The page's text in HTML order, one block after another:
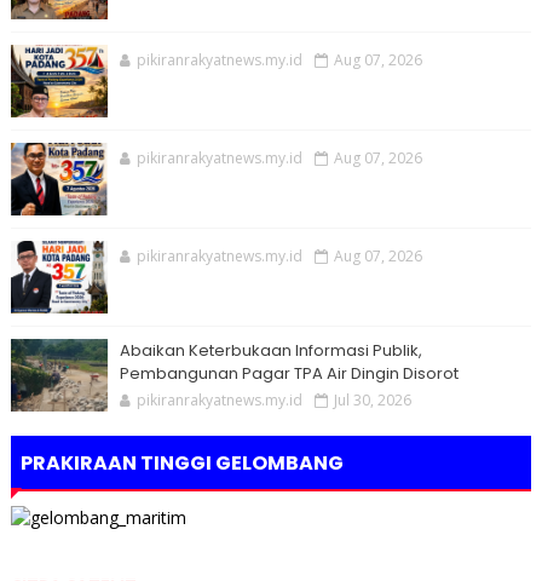
pikiranrakyatnews.my.id Aug 07, 2026
pikiranrakyatnews.my.id Aug 07, 2026
pikiranrakyatnews.my.id Aug 07, 2026
Abaikan Keterbukaan Informasi Publik,
Pembangunan Pagar TPA Air Dingin Disorot
pikiranrakyatnews.my.id Jul 30, 2026
PRAKIRAAN TINGGI GELOMBANG